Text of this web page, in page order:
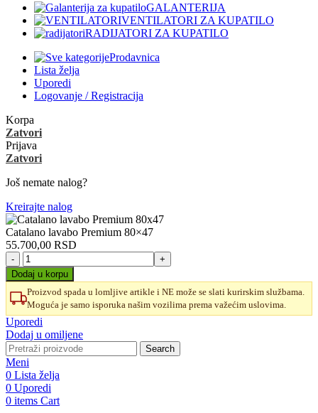
GALANTERIJA
VENTILATORI ZA KUPATILO
RADIJATORI ZA KUPATILO
Prodavnica
Lista želja
Uporedi
Logovanje / Registracija
Korpa
Zatvori
Prijava
Zatvori
Još nemate nalog?
Kreirajte nalog
Catalano lavabo Premium 80×47
55.700,00 RSD
Catalano
lavabo
Premium
80x47
količina
Dodaj u korpu
Proizvod spada u lomljive artikle i NE može se slati kurirskim službama.
Moguća je samo isporuka našim vozilima prema važećim uslovima.
Uporedi
Dodaj u omiljene
Search
Meni
0 Lista želja
0 Uporedi
0 items Cart